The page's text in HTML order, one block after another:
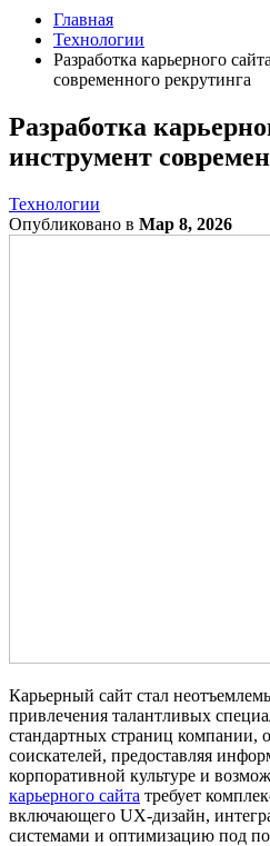
Главная
Технологии
Разработка карьерного
современного рекрутинга
Разработка
инструмент
Технологии
Опубликовано в Мар 8, 2026
Карьерный сайт стал
привлечения талантливых
стандартных страниц компании,
соискателей, предоставляя
корпоративной культуре и
карьерного сайта требует
включающего UX-дизайн,
системами и оптимизацию под